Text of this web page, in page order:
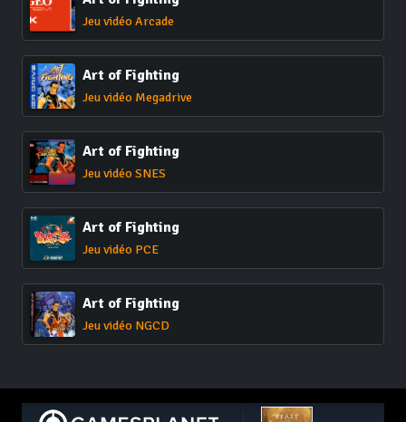
Jeu vidéo Arcade
Art of Fighting
Jeu vidéo Megadrive
Art of Fighting
Jeu vidéo SNES
Art of Fighting
Jeu vidéo PCE
Art of Fighting
Jeu vidéo NGCD